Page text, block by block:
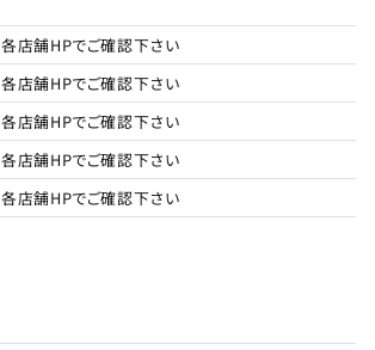
各店舗HPでご確認下さい
各店舗HPでご確認下さい
各店舗HPでご確認下さい
各店舗HPでご確認下さい
各店舗HPでご確認下さい